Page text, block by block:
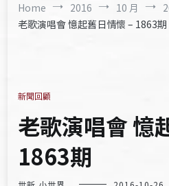
Home 2016 10 月
老歌演唱會 憶起舊日情懷 – 1863期
新聞回顧
老歌演唱會 憶
1863期